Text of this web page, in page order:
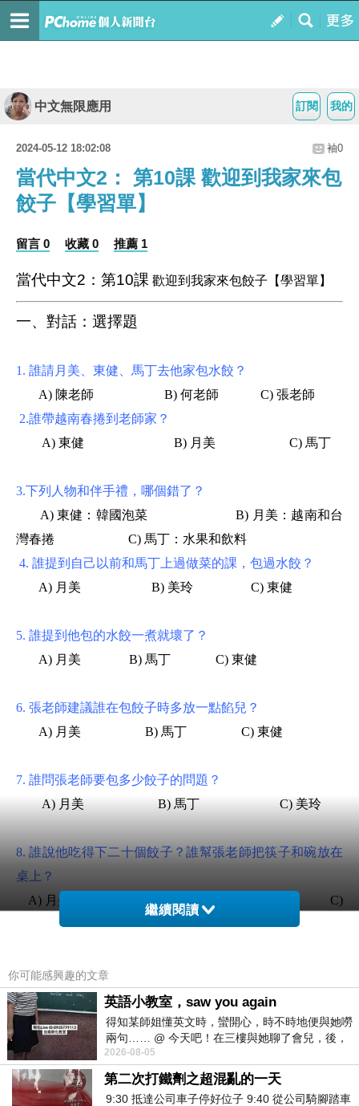
我的
訂閱
中文無限應用
2024-05-12 18:02:08 袖0
當代中文2： 第10課 歡迎到我家來包
餃子【學習單】
留言 0 收藏 0 推薦 1
當代中文2：第10課 歡迎到我家來包餃子【學習單】
一、對話：選擇題
1. 誰請月美、東健、馬丁去他家包水餃？
A) 陳老師 B) 何老師 C) 張老師
2.誰帶越南春捲到老師家？
A) 東健 B) 月美 C) 馬丁
3.下列人物和伴手禮 ，哪個錯了？
A) 東健：韓國泡菜 B) 月美：越南和台
灣春捲
C) 馬丁：水果和飲料
4. 誰提到自己以前和馬丁上過做菜的課，包過水餃？
A) 月美 B) 美玲 C) 東健
5. 誰提到他包的水餃一煮就壞了？
A) 月美 B) 馬丁 C) 東健
6. 張老師建議誰在包餃子時多放一點餡兒？
A) 月美 B) 馬丁 C) 東健
7. 誰問張老師要包多少餃子的問題？
A) 月美 B) 馬丁 C) 美玲
8.誰說他吃得下二十個餃子？誰幫張老師把筷子和碗放在
桌上？
A) 月美、美玲 B)馬丁、月美
C)
東健、美玲
9.為什麼平時包餃子或吃東西前先洗手？哪個錯？
A)細菌 xì jùn會跑到食物裡
B)衞生習慣 wèishēngxí guàn
C)
手有傷口
shāng kǒu
10.張老師提到準備的材料大概可以包多少個餃子？
A) 50-70個 B) 100個
繼續閱讀
你可能感興趣的文章
英語小教室，saw you again
得知某師姐懂英文時，蠻開心，時不時地便與她嘮
兩句…… @ 今天吧！在三樓與她聊了會兒，後，
下二樓居然又撞到她，於是
2026-08-05
第二次打鐵劑之超混亂的一天
9:30 抵達公司車子停好位子 9:40 從公司騎腳踏車